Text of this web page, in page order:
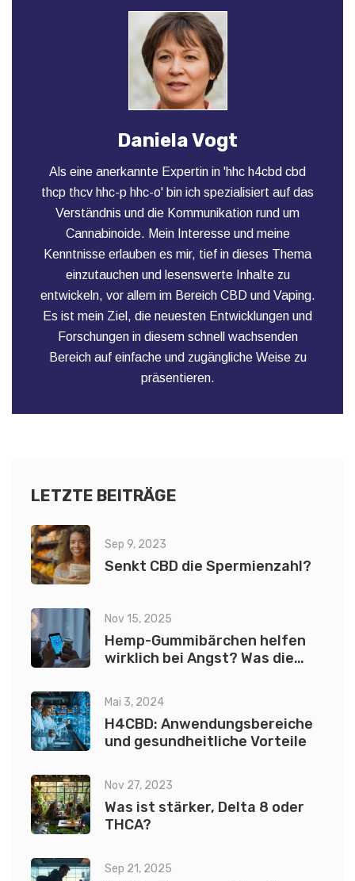
Daniela Vogt
Als eine anerkannte Expertin in 'hhc h4cbd cbd
thcp thcv hhc-p hhc-o' bin ich spezialisiert auf das
Verständnis und die Kommunikation rund um
Cannabinoide. Mein Interesse und meine
Kenntnisse erlauben es mir, tief in dieses Thema
einzutauchen und lesenswerte Inhalte zu
entwickeln, vor allem im Bereich CBD und Vaping.
Es ist mein Ziel, die neuesten Entwicklungen und
Forschungen in diesem schnell wachsenden
Bereich auf einfache und zugängliche Weise zu
präsentieren.
LETZTE BEITRÄGE
Sep 9, 2023
Senkt CBD die Spermienzahl?
Nov 15, 2025
Hemp-Gummibärchen helfen
wirklich bei Angst? Was die
Mai 3, 2024
H4CBD: Anwendungsbereiche
und gesundheitliche Vorteile
Nov 27, 2023
Was ist stärker, Delta 8 oder
THCA?
Sep 21, 2025